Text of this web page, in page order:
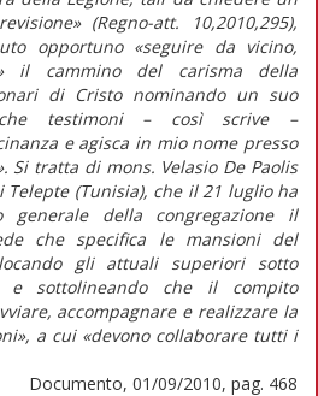
(Regno-att. 10,2010,295),
opportuno «seguire da vicino,
il cammino del carisma della
di Cristo nominando un suo
testimoni – così scrive –
e agisca in mio nome presso
Si tratta di mons. Velasio De Paolis
Telepte (Tunisia), che il 21 luglio ha
generale della congregazione il
che specifica le mansioni del
gli attuali superiori sotto
e sottolineando che il compito
accompagnare e realizzare la
a cui «devono collaborare tutti i
Documento, 01/09/2010, pag. 468